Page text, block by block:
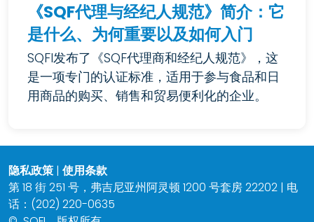
《SQF代理与经纪人规范》简介：它
是什么、为何重要以及如何入门
SQFI发布了《SQF代理商和经纪人规范》，这
是一项专门的认证标准，适用于参与食品和日
用商品的购买、销售和贸易便利化的企业。
隐私政策 | 使用条款
第 18 街 251 号，弗吉尼亚州阿灵顿 1200 号套房 22202 | 电
话：(202) 220-0635